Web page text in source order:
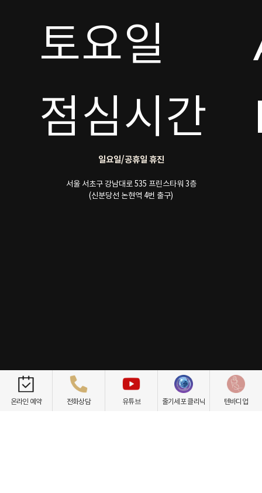
토요일
점심시간
일요일/공휴일 휴진
서울 서초구 강남대로 535 프린스타워 3층
(신분당선 논현역 4번 출구)
개인정보취급방침 이용약관 환자권리장전 비급여항목
온라인 예약 전화상담 유튜브 줄기세포 클리닉 텐바디업